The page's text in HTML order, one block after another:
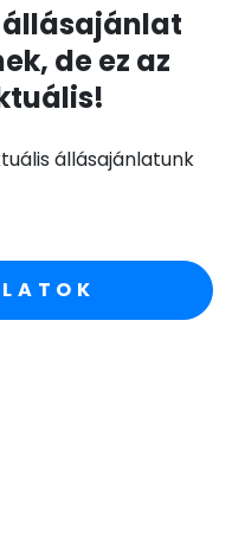
állásajánlat
de ez az
állásajánlatunk